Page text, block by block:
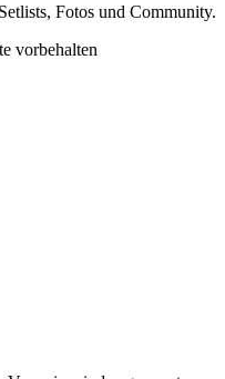
Fotos und Community.
vorbehalten